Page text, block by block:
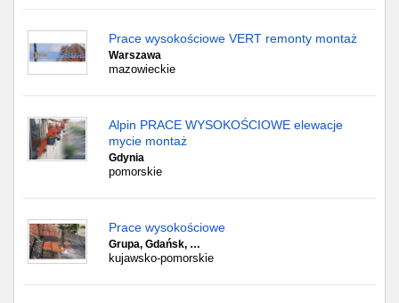
Prace wysokościowe VERT remonty montaż
Warszawa
mazowieckie
Alpin PRACE WYSOKOŚCIOWE elewacje
mycie montaż
Gdynia
pomorskie
Prace wysokościowe
Grupa, Gdańsk, …
kujawsko-pomorskie